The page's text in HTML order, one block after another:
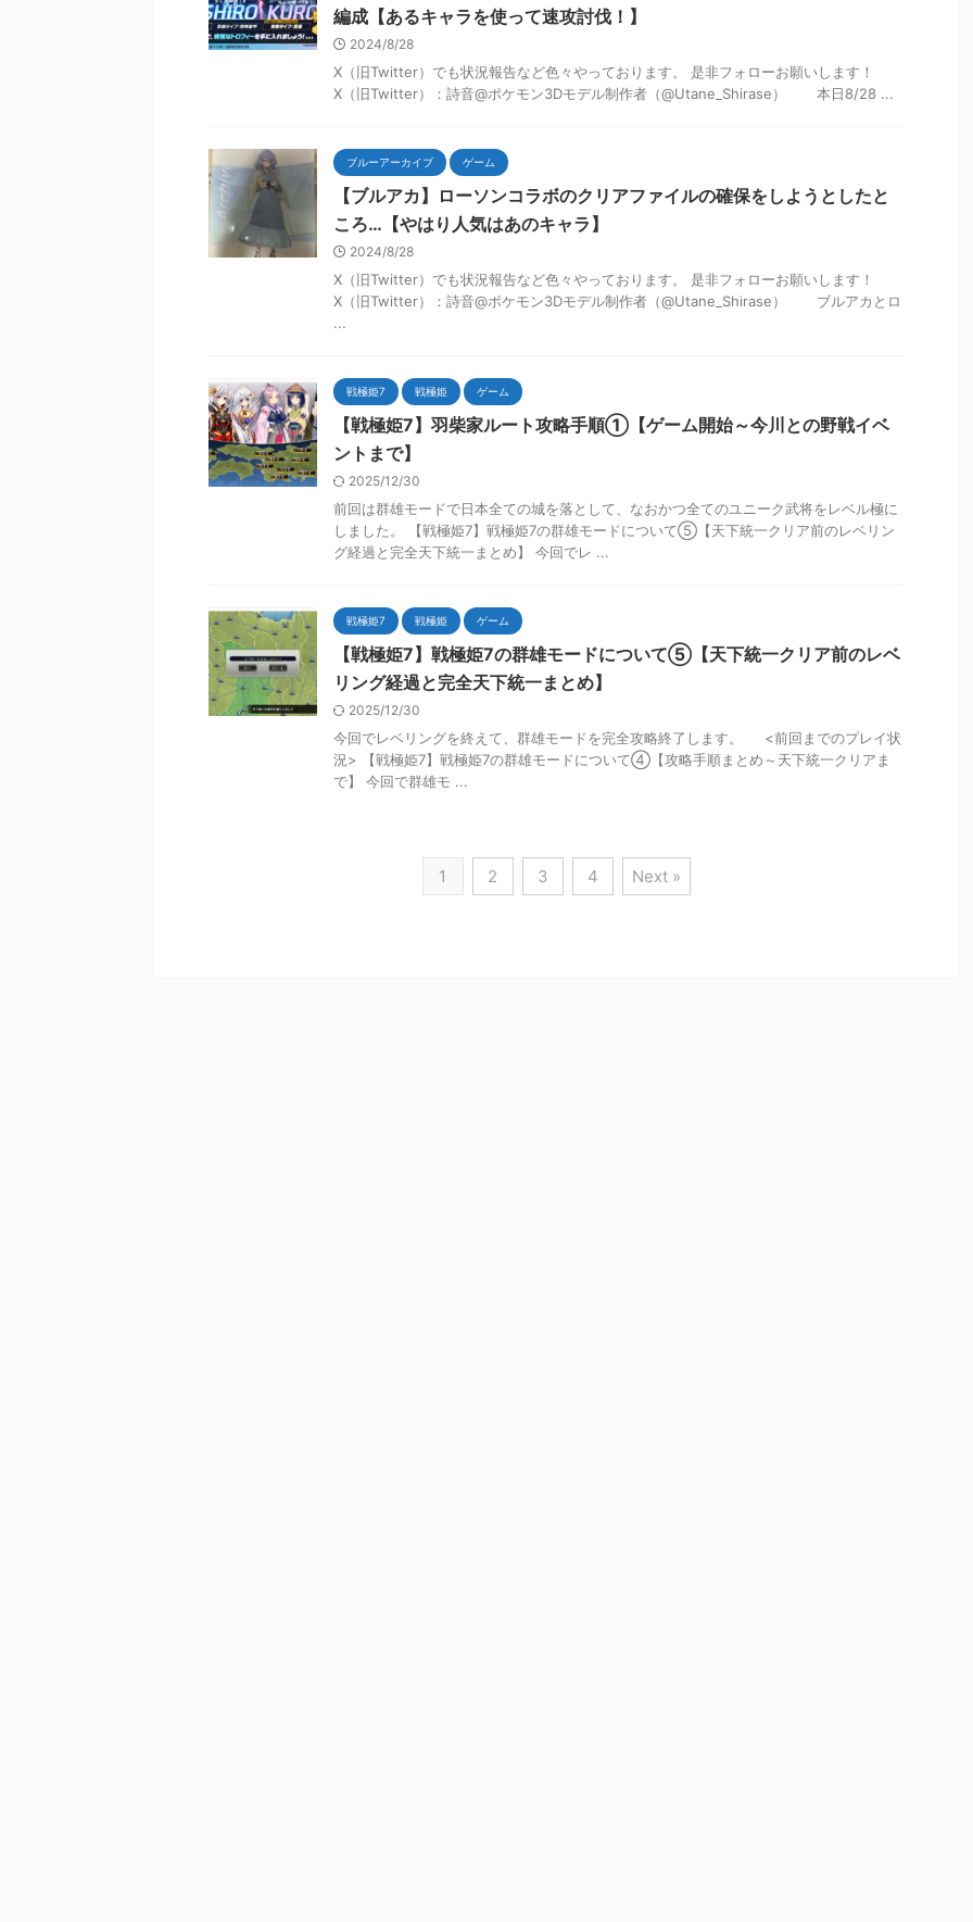
編成【あるキャラを使って速攻討伐！】
2024/8/28
X（旧Twitter）でも状況報告など色々やっております。 是非フォローお願いします！
X（旧Twitter）：詩音@ポケモン3Dモデル制作者（@Utane_Shirase） 本日8/28 ...
ブルーアーカイブ ゲーム
【ブルアカ】ローソンコラボのクリアファイルの確保をしようとしたと
ころ…【やはり人気はあのキャラ】
2024/8/28
X（旧Twitter）でも状況報告など色々やっております。 是非フォローお願いします！
X（旧Twitter）：詩音@ポケモン3Dモデル制作者（@Utane_Shirase） ブルアカとロ
...
戦極姫7 戦極姫 ゲーム
【戦極姫7】羽柴家ルート攻略手順①【ゲーム開始～今川との野戦イベ
ントまで】
2025/12/30
前回は群雄モードで日本全ての城を落として、なおかつ全てのユニーク武将をレベル極に
しました。 【戦極姫7】戦極姫7の群雄モードについて⑤【天下統一クリア前のレベリン
グ経過と完全天下統一まとめ】 今回でレ ...
戦極姫7 戦極姫 ゲーム
【戦極姫7】戦極姫7の群雄モードについて⑤【天下統一クリア前のレベ
リング経過と完全天下統一まとめ】
2025/12/30
今回でレベリングを終えて、群雄モードを完全攻略終了します。 <前回までのプレイ状
況> 【戦極姫7】戦極姫7の群雄モードについて④【攻略手順まとめ～天下統一クリアま
で】 今回で群雄モ ...
1 2 3 4 Next »